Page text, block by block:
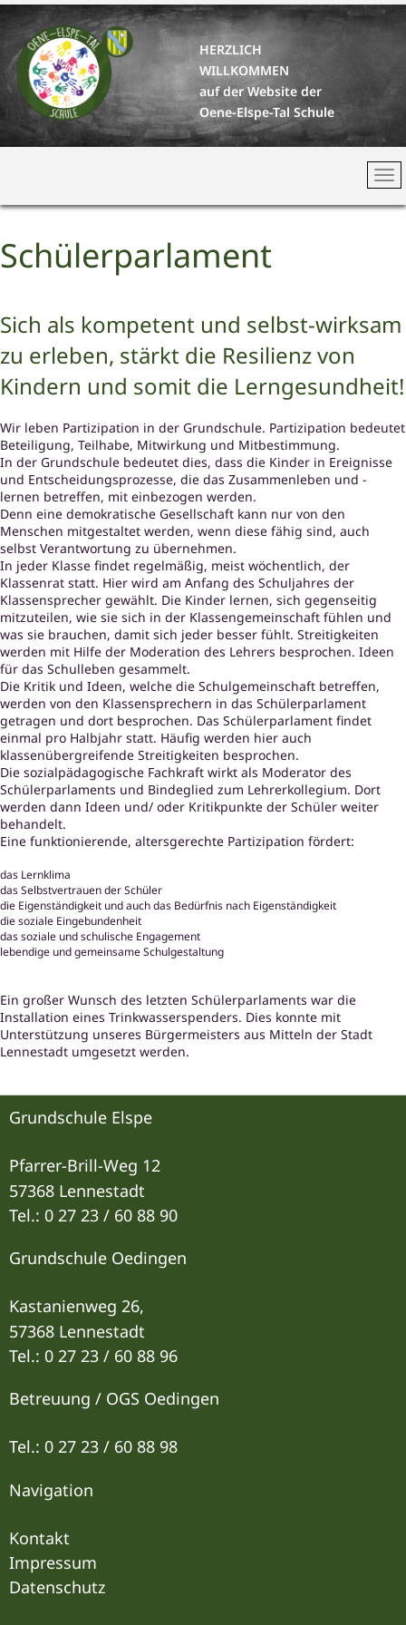
HERZLICH
WILLKOMMEN
auf der Website der
Oene-Elspe-Tal Schule
Schülerparlament
Sich als kompetent und selbst-wirksam
zu erleben, stärkt die Resilienz von
Kindern und somit die Lerngesundheit!
Wir leben Partizipation in der Grundschule. Partizipation bedeutet
Beteiligung, Teilhabe, Mitwirkung und Mitbestimmung.
In der Grundschule bedeutet dies, dass die Kinder in Ereignisse
und Entscheidungsprozesse, die das Zusammenleben und -
lernen betreffen, mit einbezogen werden.
Denn eine demokratische Gesellschaft kann nur von den
Menschen mitgestaltet werden, wenn diese fähig sind, auch
selbst Verantwortung zu übernehmen.
In jeder Klasse findet regelmäßig, meist wöchentlich, der
Klassenrat statt. Hier wird am Anfang des Schuljahres der
Klassensprecher gewählt. Die Kinder lernen, sich gegenseitig
mitzuteilen, wie sie sich in der Klassengemeinschaft fühlen und
was sie brauchen, damit sich jeder besser fühlt. Streitigkeiten
werden mit Hilfe der Moderation des Lehrers besprochen. Ideen
für das Schulleben gesammelt.
Die Kritik und Ideen, welche die Schulgemeinschaft betreffen,
werden von den Klassensprechern in das Schülerparlament
getragen und dort besprochen. Das Schülerparlament findet
einmal pro Halbjahr statt. Häufig werden hier auch
klassenübergreifende Streitigkeiten besprochen.
Die sozialpädagogische Fachkraft wirkt als Moderator des
Schülerparlaments und Bindeglied zum Lehrerkollegium. Dort
werden dann Ideen und/ oder Kritikpunkte der Schüler weiter
behandelt.
Eine funktionierende, altersgerechte Partizipation fördert:
das Lernklima
das Selbstvertrauen der Schüler
die Eigenständigkeit und auch das Bedürfnis nach Eigenständigkeit
die soziale Eingebundenheit
das soziale und schulische Engagement
lebendige und gemeinsame Schulgestaltung
Ein großer Wunsch des letzten Schülerparlaments war die
Installation eines Trinkwasserspenders. Dies konnte mit
Unterstützung unseres Bürgermeisters aus Mitteln der Stadt
Lennestadt umgesetzt werden.
Grundschule Elspe
Pfarrer-Brill-Weg 12
57368 Lennestadt
Tel.: 0 27 23 / 60 88 90
Grundschule Oedingen
Kastanienweg 26,
57368 Lennestadt
Tel.: 0 27 23 / 60 88 96
Betreuung / OGS Oedingen
Tel.: 0 27 23 / 60 88 98
Navigation
Kontakt
Impressum
Datenschutz